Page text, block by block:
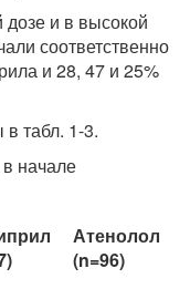
и в высокой
соответственно
и 28, 47 и 25%
табл. 1-3.
начале
Атенолол
(n=96)